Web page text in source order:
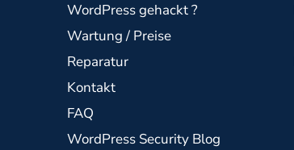
WordPress gehackt ?
Wartung / Preise
Reparatur
Kontakt
FAQ
WordPress Security Blog